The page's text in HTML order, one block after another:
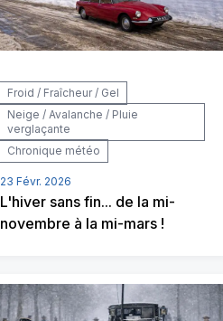
Froid / Fraîcheur / Gel
Neige / Avalanche / Pluie
verglaçante
Chronique météo
23 Févr. 2026
L'hiver sans fin... de la mi-
novembre à la mi-mars !